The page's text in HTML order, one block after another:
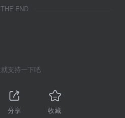
THE END
支持一下吧
分享 收藏